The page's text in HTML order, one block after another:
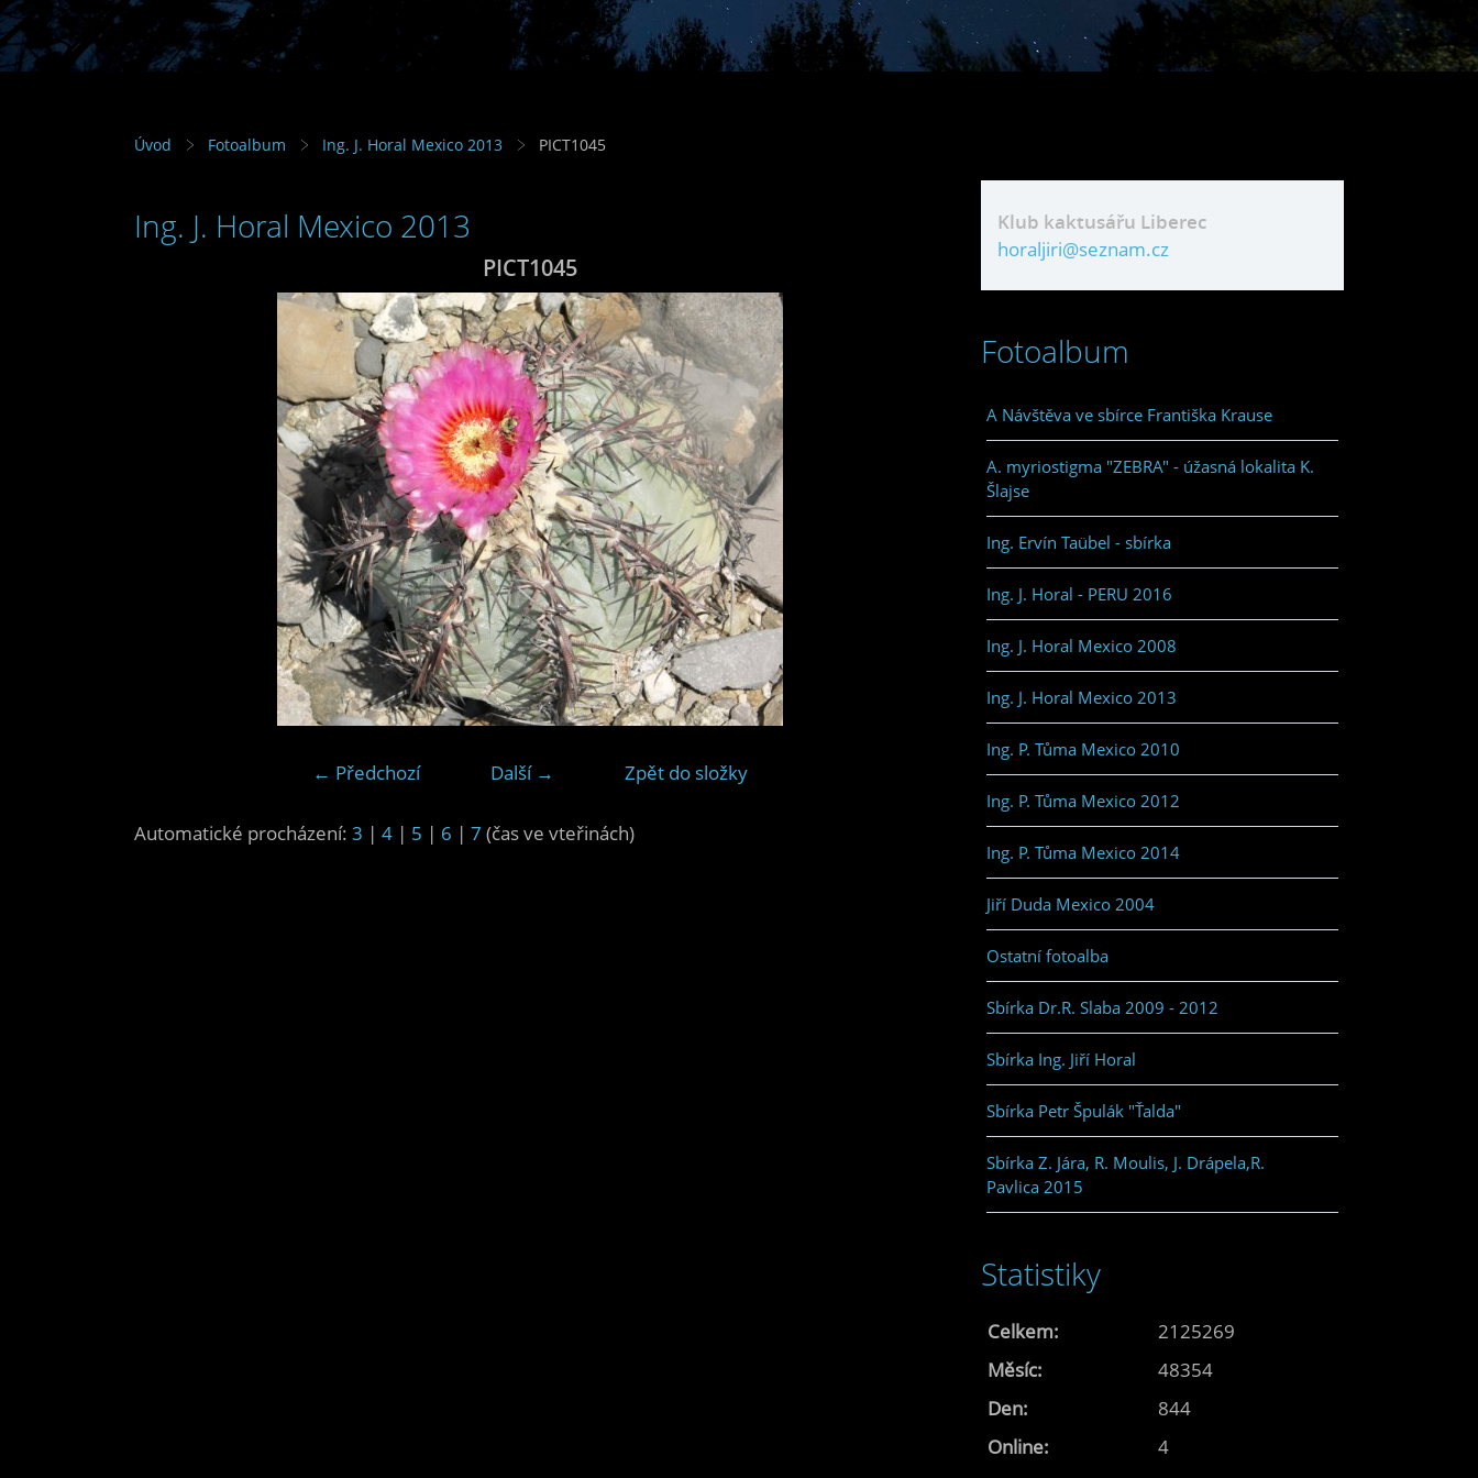
Úvod Fotoalbum Ing. J. Horal Mexico 2013 PICT1045
Ing. J. Horal Mexico 2013
PICT1045
← Předchozí Další → Zpět do složky
Automatické procházení: 3 | 4 | 5 | 6 | 7 (čas ve vteřinách)
Klub kaktusářu Liberec
horaljiri@seznam.cz
Fotoalbum
A Návštěva ve sbírce Františka Krause
A. myriostigma "ZEBRA" - úžasná lokalita K.
Šlajse
Ing. Ervín Taübel - sbírka
Ing. J. Horal - PERU 2016
Ing. J. Horal Mexico 2008
Ing. J. Horal Mexico 2013
Ing. P. Tůma Mexico 2010
Ing. P. Tůma Mexico 2012
Ing. P. Tůma Mexico 2014
Jiří Duda Mexico 2004
Ostatní fotoalba
Sbírka Dr.R. Slaba 2009 - 2012
Sbírka Ing. Jiří Horal
Sbírka Petr Špulák "Ťalda"
Sbírka Z. Jára, R. Moulis, J. Drápela,R.
Pavlica 2015
Statistiky
Online: 4
Celkem:
2125269
Měsíc:
48354
Den:
844